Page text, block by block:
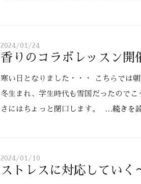
2024/01/24
香りのコラボレッスン開
寒い日となりました・・・ こちらでは
冬生まれ、学生時代も雪国だったので
さにはちょっと閉口します。
…続きを
2024/01/10
ストレスに対応してい